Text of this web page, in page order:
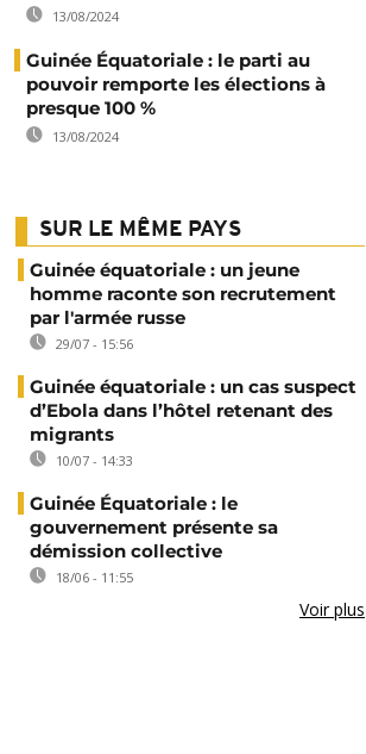
13/08/2024
Guinée Équatoriale : le parti au
pouvoir remporte les élections à
presque 100 %
13/08/2024
SUR LE MÊME PAYS
Guinée équatoriale : un jeune
homme raconte son recrutement
par l'armée russe
29/07 - 15:56
Guinée équatoriale : un cas suspect
d’Ebola dans l’hôtel retenant des
migrants
10/07 - 14:33
Guinée Équatoriale : le
gouvernement présente sa
démission collective
18/06 - 11:55
Voir plus